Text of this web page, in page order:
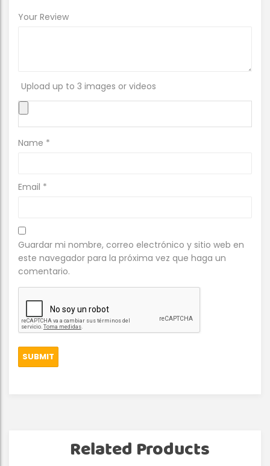
Your Review
Upload up to 3 images or videos
Name *
Email *
Guardar mi nombre, correo electrónico y sitio web en
este navegador para la próxima vez que haga un
comentario.
Related Products